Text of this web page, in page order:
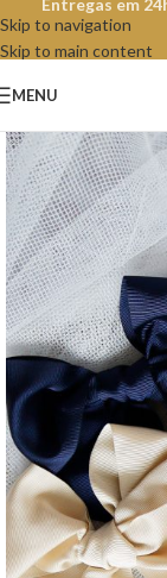
Skip to navigation
Skip to main content
Entregas em
MENU